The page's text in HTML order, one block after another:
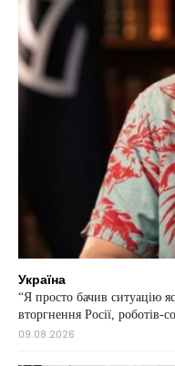
Україна
“Я просто бачив ситуацію
вторгнення Росії, роботів-
09.08.2026